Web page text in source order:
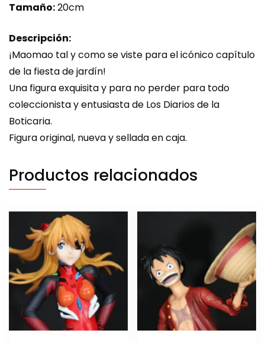
Tamaño:20cm
Descripción:
¡Maomao tal y como se viste para el icónico capítulo
de la fiesta de jardín!
Una figura exquisita y para no perder para todo
coleccionista y entusiasta de Los Diarios de la
Boticaria.
Figura original, nueva y sellada en caja.
Productos relacionados